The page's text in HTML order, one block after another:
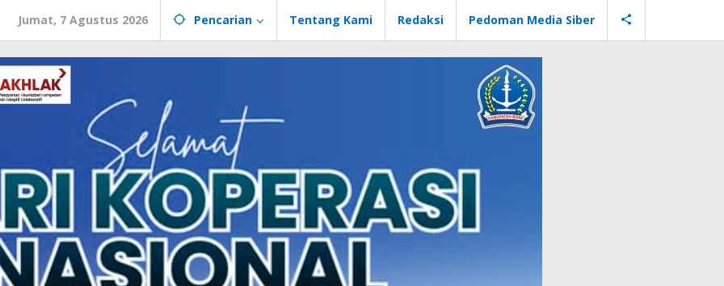
Jumat, 7 Agustus 2026 Pencarian Tentang Kami Redaksi Pedoman Media Siber